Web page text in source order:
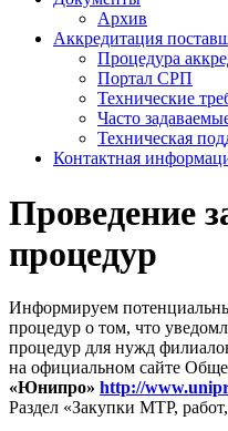
Архив
Аккредитация
Процедура
Портал СРП
Технические
Часто
Техническая
Контактная
Проведение
процедур
Информируем
процедур о том, что
процедур для нужд
на официальном сайте
«Юнипро» http://
Раздел «Закупки МТР,